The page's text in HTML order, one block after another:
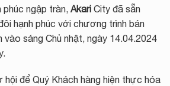
phúc ngập tràn, Akari City đã sẵn
hạnh phúc với chương trình bán
vào sáng Chủ nhật, ngày 14.04.2024
hội để Quý Khách hàng hiện thực hóa